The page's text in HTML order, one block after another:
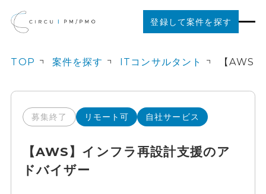
登録して案件を探す
ご利用の流れ
お役立ちコンテンツ
TOP 案件を探す ITコンサルタント
募集終了 リモート可 自社サービス
【AWS】インフラ再設計支援のア
ドバイザー